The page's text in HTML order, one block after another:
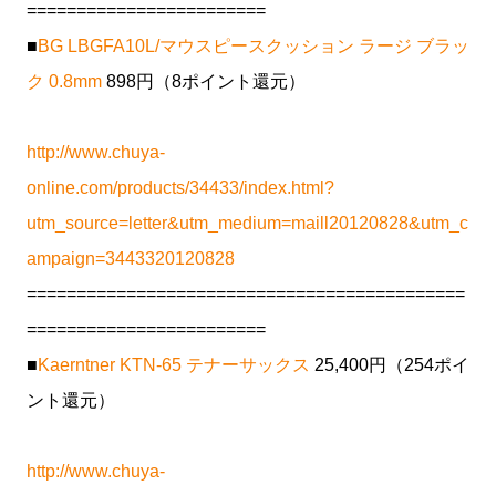
========================
■BG LBGFA10L/マウスピースクッション ラージ ブラッ
ク 0.8mm 898円（8ポイント還元）
http://www.chuya-
online.com/products/34433/index.html?
utm_source=letter&utm_medium=maill20120828&utm_c
ampaign=3443320120828
============================================
========================
■Kaerntner KTN-65 テナーサックス 25,400円（254ポイ
ント還元）
http://www.chuya-